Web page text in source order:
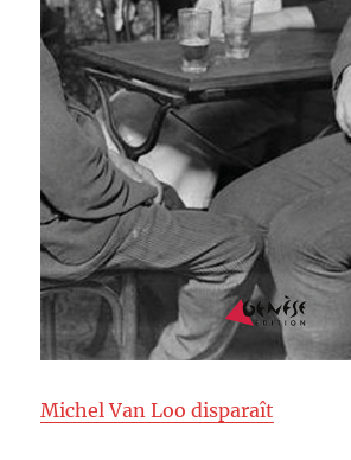
Michel Van Loo disparaît